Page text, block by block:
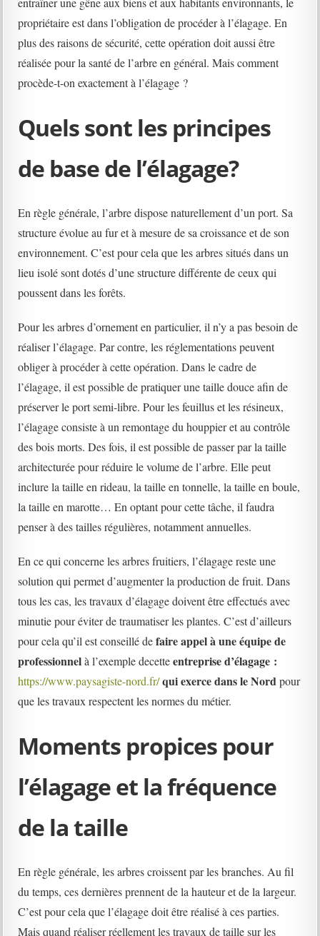
propriétaire est dans l’obligation de procéder à l’élagage. En
plus des raisons de sécurité, cette opération doit aussi être
réalisée pour la santé de l’arbre en général. Mais comment
procède-t-on exactement à l’élagage ?
Quels sont les principes
de base de l’élagage?
En règle générale, l’arbre dispose naturellement d’un port. Sa
structure évolue au fur et à mesure de sa croissance et de son
environnement. C’est pour cela que les arbres situés dans un
lieu isolé sont dotés d’une structure différente de ceux qui
poussent dans les forêts.
Pour les arbres d’ornement en particulier, il n’y a pas besoin de
réaliser l’élagage. Par contre, les réglementations peuvent
obliger à procéder à cette opération. Dans le cadre de
l’élagage, il est possible de pratiquer une taille douce afin de
préserver le port semi-libre. Pour les feuillus et les résineux,
l’élagage consiste à un remontage du houppier et au contrôle
des bois morts. Des fois, il est possible de passer par la taille
architecturée pour réduire le volume de l’arbre. Elle peut
inclure la taille en rideau, la taille en tonnelle, la taille en boule,
la taille en marotte… En optant pour cette tâche, il faudra
penser à des tailles régulières, notamment annuelles.
En ce qui concerne les arbres fruitiers, l’élagage reste une
solution qui permet d’augmenter la production de fruit. Dans
tous les cas, les travaux d’élagage doivent être effectués avec
minutie pour éviter de traumatiser les plantes. C’est d’ailleurs
pour cela qu’il est conseillé defaire appel à une équipe de
professionnelà l’exemple decetteentreprise d’élagage :
https://www.paysagiste-nord.fr/qui exerce dans le Nordpour
que les travaux respectent les normes du métier.
Moments propices pour
l’élagage et la fréquence
de la taille
En règle générale, les arbres croissent par les branches. Au fil
du temps, ces dernières prennent de la hauteur et de la largeur.
C’est pour cela que l’élagage doit être réalisé à ces parties.
Mais quand réaliser réellement les travaux de taille sur les